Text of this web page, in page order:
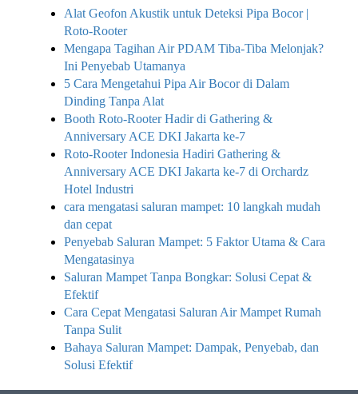
Alat Geofon Akustik untuk Deteksi Pipa Bocor |
Roto-Rooter
Mengapa Tagihan Air PDAM Tiba-Tiba Melonjak?
Ini Penyebab Utamanya
5 Cara Mengetahui Pipa Air Bocor di Dalam
Dinding Tanpa Alat
Booth Roto-Rooter Hadir di Gathering &
Anniversary ACE DKI Jakarta ke-7
Roto-Rooter Indonesia Hadiri Gathering &
Anniversary ACE DKI Jakarta ke-7 di Orchardz
Hotel Industri
cara mengatasi saluran mampet: 10 langkah mudah
dan cepat
Penyebab Saluran Mampet: 5 Faktor Utama & Cara
Mengatasinya
Saluran Mampet Tanpa Bongkar: Solusi Cepat &
Efektif
Cara Cepat Mengatasi Saluran Air Mampet Rumah
Tanpa Sulit
Bahaya Saluran Mampet: Dampak, Penyebab, dan
Solusi Efektif